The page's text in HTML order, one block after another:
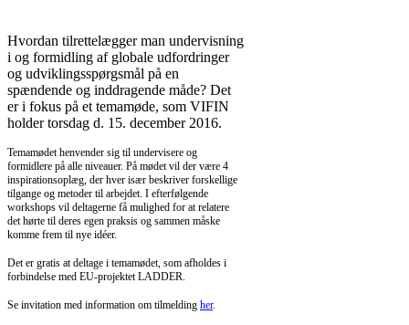
Hvordan tilrettelægger man undervisning
i og formidling af globale udfordringer
og udviklingsspørgsmål på en
spændende og inddragende måde? Det
er i fokus på et temamøde, som VIFIN
holder torsdag d. 15. december 2016.
Temamødet henvender sig til undervisere og
formidlere på alle niveauer. På mødet vil der være 4
inspirationsoplæg, der hver især beskriver forskellige
tilgange og metoder til arbejdet. I efterfølgende
workshops vil deltagerne få mulighed for at relatere
det hørte til deres egen praksis og sammen måske
komme frem til nye idéer.
Det er gratis at deltage i temamødet, som afholdes i
forbindelse med EU-projektet LADDER.
Se invitation med information om tilmelding her.